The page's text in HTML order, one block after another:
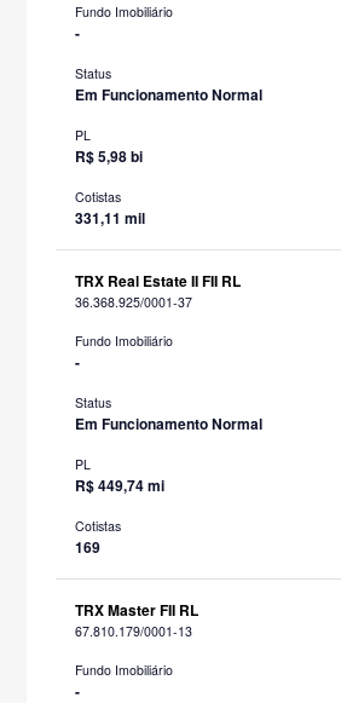
Fundo Imobiliário
-
Status
Em Funcionamento Normal
PL
R$ 5,98 bi
Cotistas
331,11 mil
TRX Real Estate II FII RL
36.368.925/0001-37
Fundo Imobiliário
-
Status
Em Funcionamento Normal
PL
R$ 449,74 mi
Cotistas
169
TRX Master FII RL
67.810.179/0001-13
Fundo Imobiliário
-